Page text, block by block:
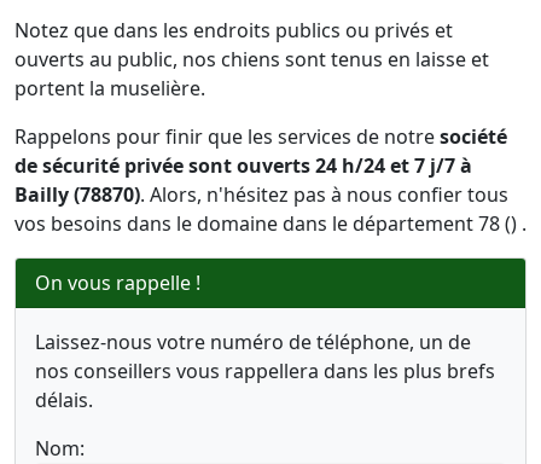
Notez que dans les endroits publics ou privés et
ouverts au public, nos chiens sont tenus en laisse et
portent la muselière.
Rappelons pour finir que les services de notresociété
de sécurité privée sont ouverts 24 h/24 et 7 j/7 à
Bailly (78870). Alors, n'hésitez pas à nous confier tous
vos besoins dans le domaine dans le département 78 () .
On vous rappelle !
Laissez-nous votre numéro de téléphone, un de
nos conseillers vous rappellera dans les plus brefs
délais.
Nom: